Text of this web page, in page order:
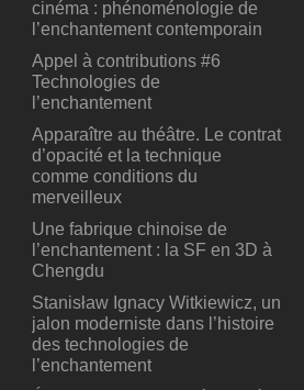
cinéma : phénoménologie de
l’enchantement contemporain
Appel à contributions #6
Technologies de
l’enchantement
Apparaître au théâtre. Le contrat
d’opacité et la technique
comme conditions du
merveilleux
Une fabrique chinoise de
l’enchantement : la SF en 3D à
Chengdu
Stanisław Ignacy Witkiewicz, un
jalon moderniste dans l’histoire
des technologies de
l’enchantement